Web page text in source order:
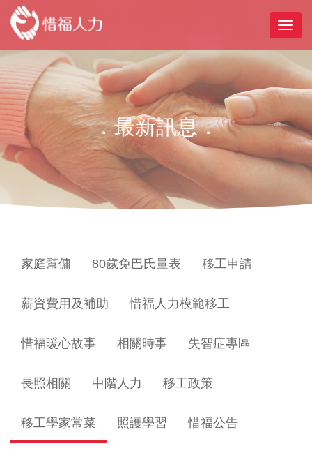
．最新訊息．
家庭幫傭 80歲免巴氏量表 移工申請
薪資費用及補助 惜福人力模範移工
惜福暖心故事 相關時事 失智症專區
長照相關 中階人力 移工政策
移工學家常菜 照護學習 惜福公告